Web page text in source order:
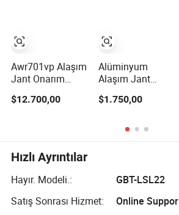
Awr701vp Alaşım
Jant Onarım
Kesim Aletleri ile
$12.700,00
Alüminyum
Alaşım Jant
Ars30 Torna ve
$1.750,00
Hızlı Ayrıntılar
Hayır. Modeli.:
GBT-LSL22
Satış Sonrası Hizmet:
Online Suppor